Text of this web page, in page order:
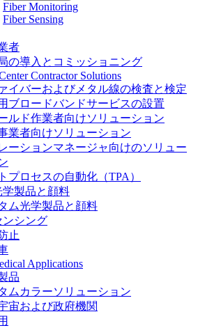
Fiber Monitoring
Fiber Sensing
者
の導入とコミッショニング
Contractor Solutions
イバーおよびメタル線の検査と検定
ブロードバンドサービスの設置
ルド作業者向けソリューション
業者向けソリューション
ーションマネージャ向けのソリュー
プロセスの自動化（TPA）
学製品と顔料
ム光学製品と顔料
ンシング
止
Applications
品
ムカラーソリューション
宙および政府機関